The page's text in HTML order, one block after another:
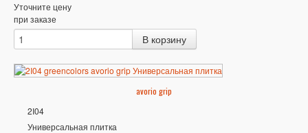
Уточните цену
при заказе
avorio grip
2I04
Универсальная плитка